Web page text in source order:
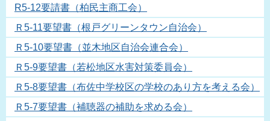
R5-12要請書（柏民主商工会）
Ｒ5-11要望書（根戸グリーンタウン自治会）
Ｒ5-10要望書（並木地区自治会連合会）
Ｒ5-9要望書（若松地区水害対策委員会）
Ｒ5-8要望書（布佐中学校区の学校のあり方を考える会）
Ｒ5-7要望書（補聴器の補助を求める会）